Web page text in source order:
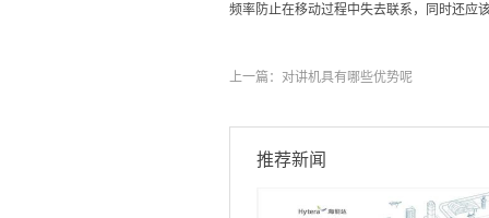
频率防止在移动过程中失去联系，同时还应
上一篇： 对讲机具有哪些优势呢
推荐新闻